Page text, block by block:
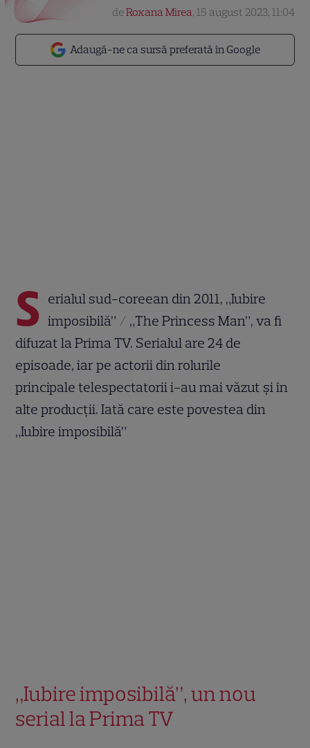
Adaugă-ne ca sursă preferată în Google
deRoxana Mirea, 15 august 2023, 11:04
S erialul sud-coreean din 2011, „Iubire
imposibilă” / „The Princess Man”, va fi
difuzat la Prima TV. Serialul are 24 de
episoade, iar pe actorii din rolurile
principale telespectatorii i-au mai văzut și în
alte producții. Iată care este povestea din
„Iubire imposibilă”
„Iubire imposibilă”, un nou
serial la Prima TV